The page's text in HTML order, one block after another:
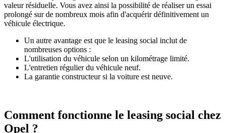
valeur résiduelle. Vous avez ainsi la possibilité de réaliser un essai
prolongé sur de nombreux mois afin d'acquérir définitivement un
véhicule électrique.
Un autre avantage est que le leasing social inclut de
nombreuses options :
L'utilisation du véhicule selon un kilométrage limité.
L'entretien régulier du véhicule neuf.
La garantie constructeur si la voiture est neuve.
Comment fonctionne le leasing social chez
Opel ?